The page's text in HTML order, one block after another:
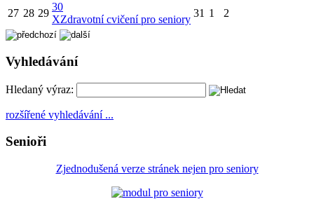
27 28 29
30
XZdravotní cvičení pro seniory
31 1 2
Vyhledávání
Hledaný výraz:
rozšířené vyhledávání ...
Senioři
Zjednodušená verze stránek nejen pro seniory